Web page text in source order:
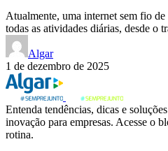
Atualmente, uma internet sem fio
todas as atividades diárias, desde o
Algar
1 de dezembro de 2025
Entenda tendências, dicas e
inovação para empresas. Acesse o
rotina.